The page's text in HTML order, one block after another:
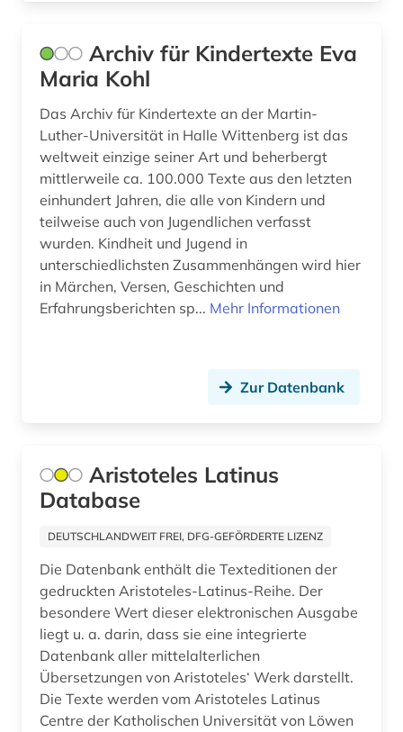
italianistik (3)
italien (1)
italienisch (2)
japan (1)
jerusalemer talmud (1)
jiddisch (1)
josephus, flavius | historiker;
geschichtsschreiber (1)
kirche (2)
klassische archäologie (4)
klassische philologie (9)
kolonie (1)
kommentar (4)
Archiv für Kindertexte Eva
Maria Kohl
Das Archiv für Kindertexte an der Martin-
Luther-Universität in Halle Wittenberg ist das
weltweit einzige seiner Art und beherbergt
mittlerweile ca. 100.000 Texte aus den letzten
einhundert Jahren, die alle von Kindern und
teilweise auch von Jugendlichen verfasst
wurden. Kindheit und Jugend in
unterschiedlichsten Zusammenhängen wird hier
in Märchen, Versen, Geschichten und
Erfahrungsberichten sp... Mehr Informationen
Zur Datenbank
Aristoteles Latinus
Database
DEUTSCHLANDWEIT FREI, DFG-GEFÖRDERTE LIZENZ
Die Datenbank enthält die Texteditionen der
gedruckten Aristoteles-Latinus-Reihe. Der
besondere Wert dieser elektronischen Ausgabe
liegt u. a. darin, dass sie eine integrierte
Datenbank aller mittelalterlichen
Übersetzungen von Aristoteles‘ Werk darstellt.
Die Texte werden vom Aristoteles Latinus
Centre der Katholischen Universität von Löwen